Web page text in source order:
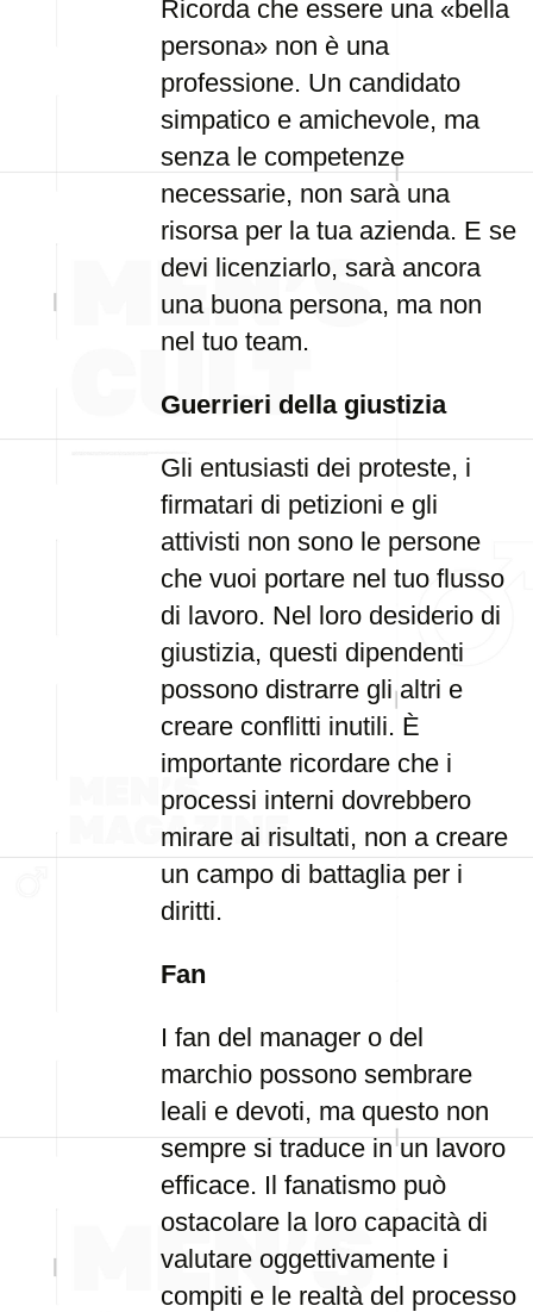
Ricorda che essere una «bella
persona» non è una
professione. Un candidato
simpatico e amichevole, ma
senza le competenze
necessarie, non sarà una
risorsa per la tua azienda. E se
devi licenziarlo, sarà ancora
una buona persona, ma non
nel tuo team.
Guerrieri della giustizia
Gli entusiasti dei proteste, i
firmatari di petizioni e gli
attivisti non sono le persone
che vuoi portare nel tuo flusso
di lavoro. Nel loro desiderio di
giustizia, questi dipendenti
possono distrarre gli altri e
creare conflitti inutili. È
importante ricordare che i
processi interni dovrebbero
mirare ai risultati, non a creare
un campo di battaglia per i
diritti.
Fan
I fan del manager o del
marchio possono sembrare
leali e devoti, ma questo non
sempre si traduce in un lavoro
efficace. Il fanatismo può
ostacolare la loro capacità di
valutare oggettivamente i
compiti e le realtà del processo